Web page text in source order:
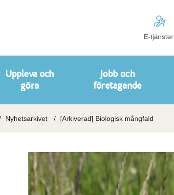
E-tjänster
Uppleva och
göra
Jobb och
företagande
Nyhetsarkivet [Arkiverad] Biologisk mångfald